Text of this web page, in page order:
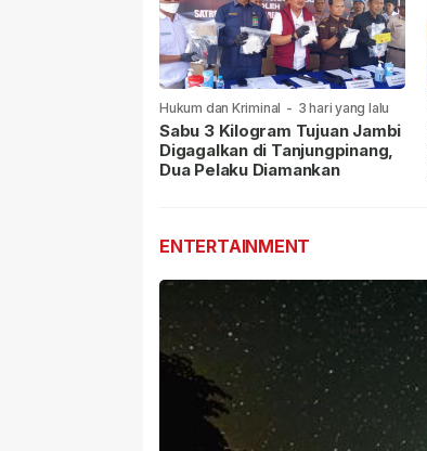
Hukum dan Kriminal - 3 hari yang lalu
Sabu 3 Kilogram Tujuan Jambi
Digagalkan di Tanjungpinang,
Dua Pelaku Diamankan
ENTERTAINMENT